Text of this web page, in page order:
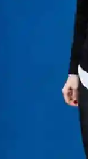
Оберегов От
Интерьерные